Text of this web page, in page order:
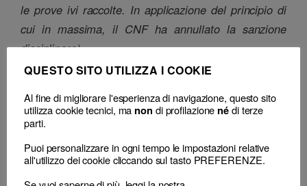
le prove ivi raccolte. In applicazione del principio di
cui in massima, il CNF ha annullato la sanzione
disciplinare).
Consiglio Nazionale Forense (pres. f.f. Corona, rel.
Cancellario), sentenza n. 183 dell’8 maggio 2024
Classificazione
– Decisione:Consiglio Nazionale Forense, sentenza n. 183 del 08 Maggio
2024(accoglie) (assoluzione)
– Consiglio territoriale: CDD, delibera
QUESTO SITO UTILIZZA I COOKIE
Al fine di migliorare l'esperienza di navigazione, questo sito
utilizza cookie tecnici, ma non di profilazione nédi terze
parti.
Puoi personalizzare in ogni tempo le impostazioni relative
all'utilizzo dei cookie cliccando sul tasto PREFERENZE.